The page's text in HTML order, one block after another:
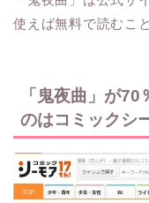
使えば無料で読むこ
「鬼夜曲」が
のはコミックシ